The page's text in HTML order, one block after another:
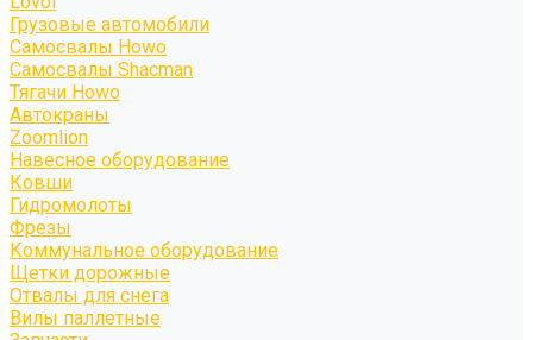
Грузовые автомобили
Самосвалы Howo
Самосвалы Shacman
Тягачи Howo
Автокраны
Zoomlion
Навесное оборудование
Ковши
Гидромолоты
Фрезы
Коммунальное оборудование
Щетки дорожные
Отвалы для снега
Вилы паллетные